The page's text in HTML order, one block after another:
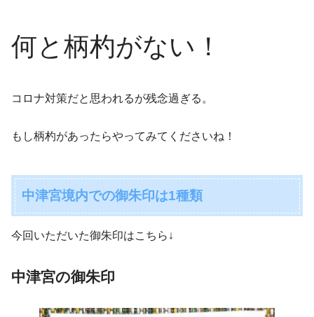
何と柄杓がない！
コロナ対策だと思われるが残念過ぎる。
もし柄杓があったらやってみてくださいね！
中津宮境内での御朱印は1種類
今回いただいた御朱印はこちら↓
中津宮の御朱印